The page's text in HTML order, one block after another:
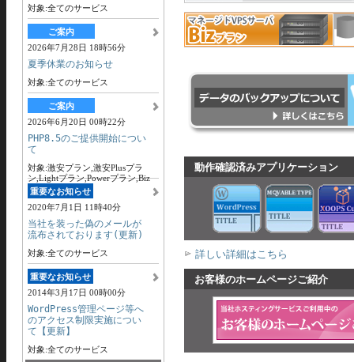
動作確認済みアプリケーション
詳しい詳細はこちら
お客様のホームページご紹介
対象:全てのサービス
ご案内
2026年7月28日 18時56分
夏季休業のお知らせ
対象:全てのサービス
ご案内
2026年6月20日 00時22分
PHP8.5のご提供開始につい
て
対象:激安プラン,激安Plusプラ
ン,Lightプラン,Powerプラン,Biz
プラン
重要なお知らせ
2020年7月1日 11時40分
当社を装った偽のメールが
流布されております(更新)
対象:全てのサービス
重要なお知らせ
2014年3月17日 00時00分
WordPress管理ページ等へ
のアクセス制限実施につい
て【更新】
対象:全てのサービス